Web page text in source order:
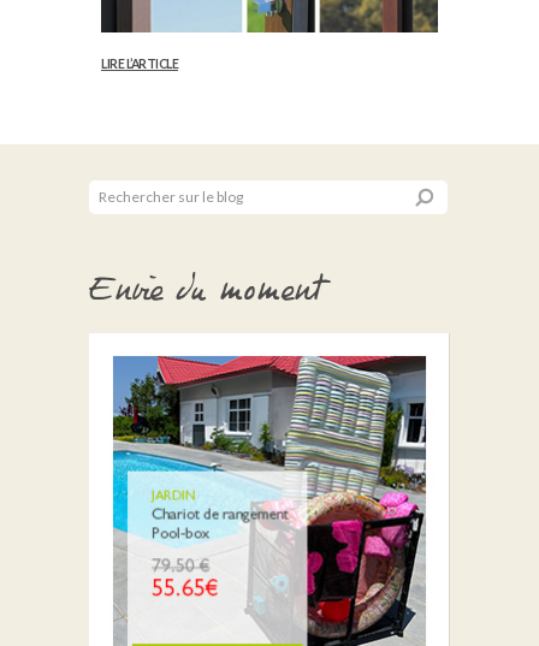
LIRE L’ARTICLE
Envie du moment